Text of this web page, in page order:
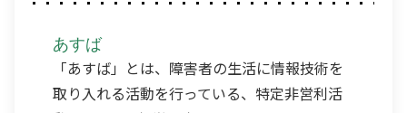
あすば
「あすば」とは、障害者の生活に情報技術を
取り入れる活動を行っている、特定非営利活